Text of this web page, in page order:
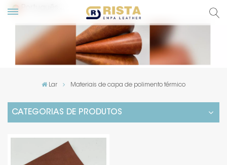
Lar Materiais de capa de polimento térmico
CATEGORIAS DE PRODUTOS